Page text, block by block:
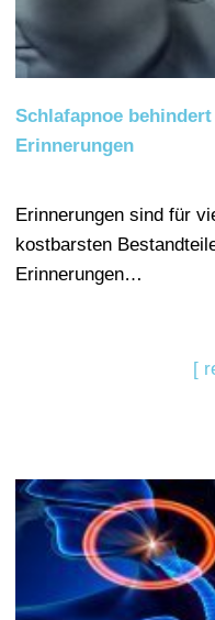
Schlafapnoe
Erinnerungen
Erinnerungen sind für
kostbarsten
Erinnerungen…
[